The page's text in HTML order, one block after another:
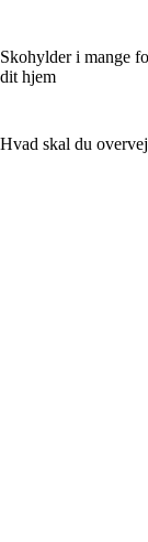
Skohylder i mange
dit hjem
Hvad skal du